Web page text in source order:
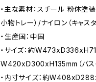
・主な素材：スチール 粉体塗装
小物トレー）/ナイロン（キャスタ
・生産国：中国
・サイズ：約
W420xD300xH135mm（バス
・内寸サイズ：約